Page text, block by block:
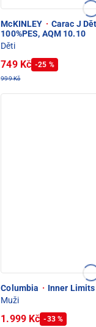
McKINLEY · Carac J
100%PES, AQM 10.10
Děti
749 Kč -25 %
999 Kč
Columbia · Inner
Muži
1.999 Kč -33 %